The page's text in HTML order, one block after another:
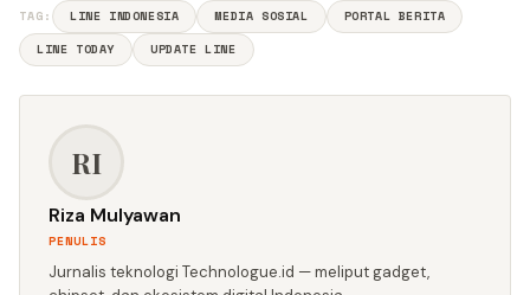
TAG: LINE INDONESIA MEDIA SOSIAL
PORTAL BERITA
LINE TODAY
UPDATE LINE
RI
Riza Mulyawan
PENULIS
Jurnalis teknologi Technologue.id — meliput gadget,